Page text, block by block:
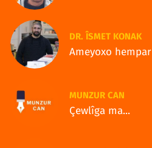
DR. ÎSMET KONAK
Ameyoxo hempar
MUNZUR CAN
Çewlîga ma...